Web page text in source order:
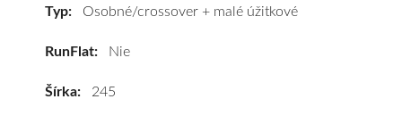
(XL)*
Typ: Osobné/crossover + malé úžitkové
RunFlat: Nie
Šírka: 245